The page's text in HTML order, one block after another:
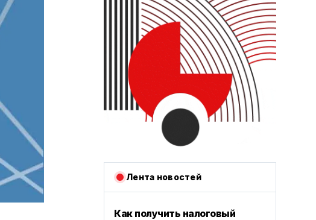
Лента новостей
Как получить налоговый